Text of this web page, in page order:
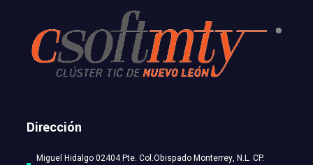
Dirección
Miguel Hidalgo 02404 Pte. Col.Obispado Monterrey, N.L. CP.